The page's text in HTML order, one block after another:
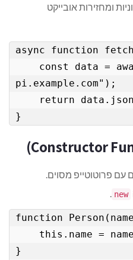
ומחזירות אובייקט
async function
pi.example.com");
}
עם פרוטוטייפ מסוים.
new
.
function
}